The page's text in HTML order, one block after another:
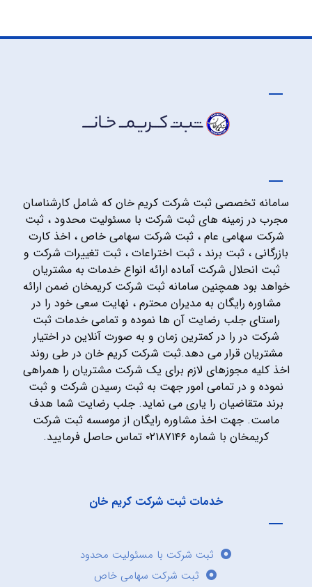
سامانه تخصصی ثبت شرکت کریم خان که شامل کارشناسان
مجرب در زمینه های ثبت شرکت با مسئولیت محدود ، ثبت
شرکت سهامی عام ، ثبت شرکت سهامی خاص ، اخذ کارت
بازرگانی ، ثبت برند ، ثبت اختراعات ، ثبت تغییرات شرکت و
ثبت انحلال شرکت آماده ارائه انواع خدمات به مشتریان
خواهد بود همچنین سامانه ثبت شرکت کریمخان ضمن ارائه
مشاوره رایگان به مدیران محترم ، نهایت سعی خود را در
راستای جلب رضایت آن ها نموده و تمامی خدمات ثبت
شرکت در را در کمترین زمان و به صورت آنلاین در اختیار
مشتریان قرار می دهد.ثبت شرکت کریم خان در طی روند
اخذ کلیه مجوزهای لازم برای یک شرکت مشتریان را همراهی
نموده و در تمامی امور جهت به ثبت رسیدن شرکت و ثبت
برند متقاضیان را یاری می نماید. جلب رضایت شما هدف
ماست. جهت اخذ مشاوره رایگان از موسسه ثبت شرکت
کریمخان با شماره ۰۲۱۸۷۱۴۶ تماس حاصل فرمایید.
خدمات ثبت شرکت کریم خان
ثبت شرکت با مسئولیت محدود
ثبت شرکت سهامی خاص